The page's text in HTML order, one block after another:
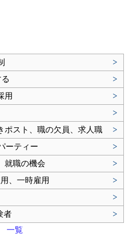
>
>
用
>
>
ポスト、職の欠員、求人職
>
ーティー
>
就職の機会
>
、一時雇用
>
>
者
>
一覧